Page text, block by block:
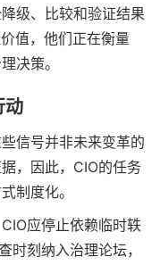
级、比较和验证结果
值，他们正在衡量
决策。
动
信号并非未来变革的
，因此，CIO的任务
制度化。
应停止依赖临时轶
时刻纳入治理论坛，